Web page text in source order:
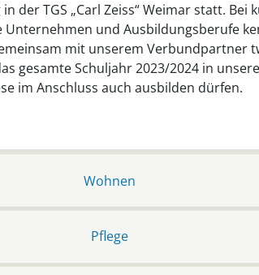
der TGS „Carl Zeiss“ Weimar statt. Bei
Unternehmen und Ausbildungsberufe
mit unserem Verbundpartner
gesamte Schuljahr 2023/2024 in
im Anschluss auch ausbilden dürfen.
Wohnen
Pflege